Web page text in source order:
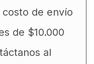
costo de envío
de $10.000
al